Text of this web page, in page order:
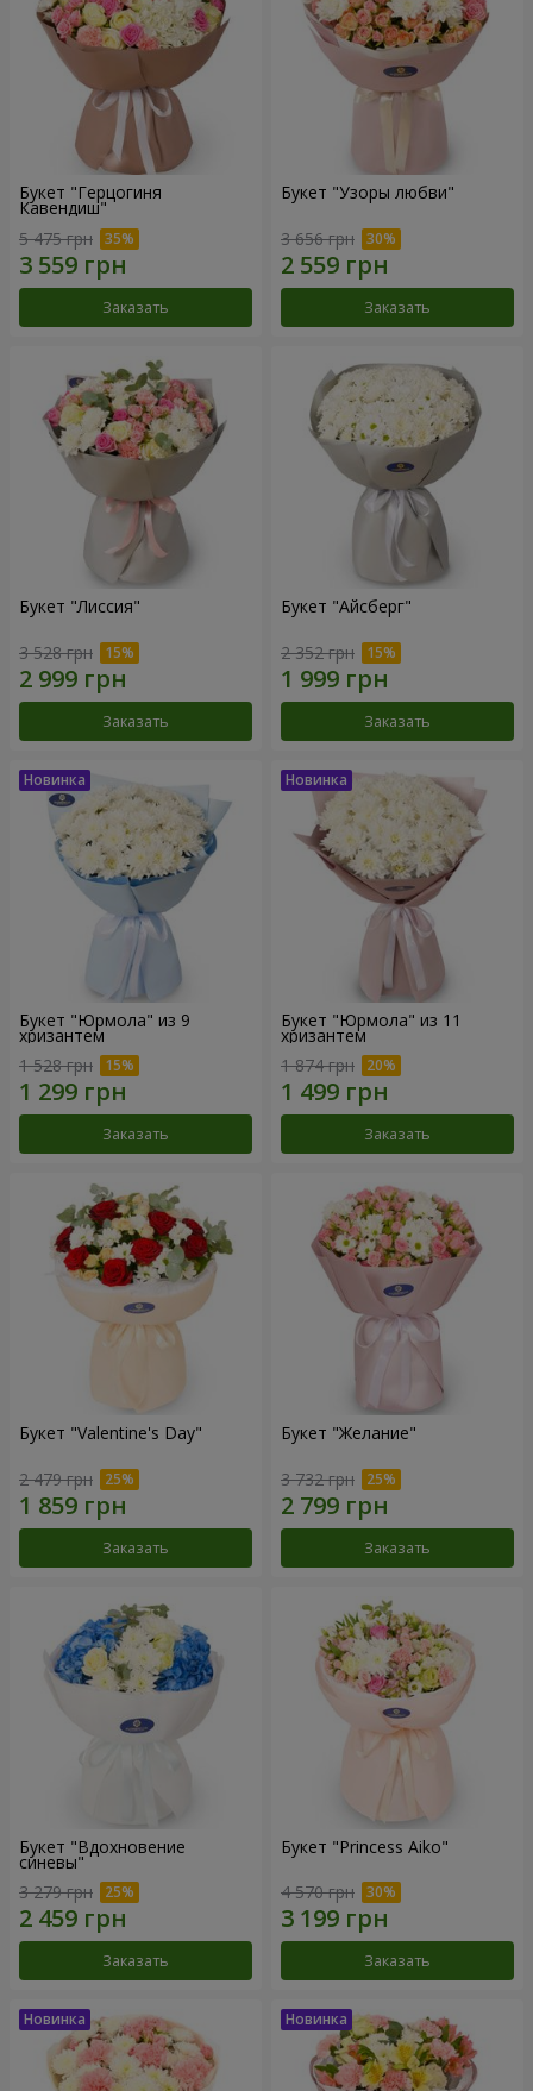
Букет "Герцогиня
Кавендиш"
5 475 грн
Заказать
Букет "Узоры любви"
3 656 грн
Заказать
Букет "Лиссия"
3 528 грн
Заказать
Букет "Айсберг"
2 352 грн
Заказать
Букет "Юрмола" из 9
хризантем
1 528 грн
Заказать
Букет "Юрмола" из 11
хризантем
1 874 грн
Заказать
Букет "Valentine's Day"
2 479 грн
Заказать
Букет "Желание"
3 732 грн
Заказать
Букет "Вдохновение
синевы"
3 279 грн
Заказать
Букет "Princess Aiko"
4 570 грн
Заказать